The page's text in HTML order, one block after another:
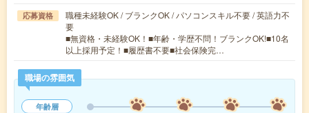
応募資格
職種未経験OK / ブランクOK / パソコンスキル不要 / 英語力不
要
■無資格・未経験OK！■年齢・学歴不問！ブランクOK!■10名
以上採用予定！■履歴書不要■社会保険完…
職場の雰囲気
年齢層